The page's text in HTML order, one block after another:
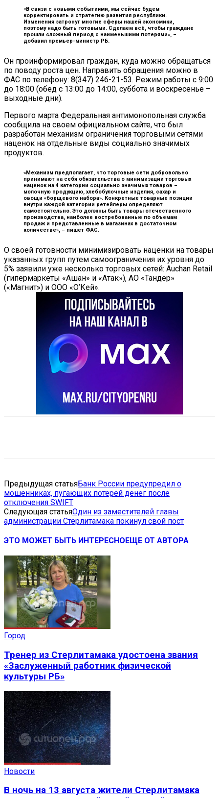
«В связи с новыми событиями, мы сейчас будем
корректировать и стратегию развития республики.
Изменения затронут многие сферы нашей экономики,
поэтому надо быть готовыми. Сделаем всё, чтобы граждане
прошли сложный период с наименьшими потерями», –
добавил премьер-министр РБ.
Он проинформировал граждан, куда можно обращаться
по поводу роста цен. Направить обращения можно в
ФАС по телефону: 8(347) 246-21-53. Режим работы с 9:00
до 18:00 (обед с 13:00 до 14:00, суббота и воскресенье –
выходные дни).
Первого марта Федеральная антимонопольная служба
сообщила на своем официальном сайте, что был
разработан механизм ограничения торговыми сетями
наценок на отдельные виды социально значимых
продуктов.
«Механизм предполагает, что торговые сети добровольно
принимают на себя обязательства о минимизации торговых
наценок на 4 категории социально значимых товаров –
молочную продукцию, хлебобулочные изделия, сахар и
овощи «борщевого набора». Конкретные товарные позиции
внутри каждой категории ретейлеры определяют
самостоятельно. Это должны быть товары отечественного
производства, наиболее востребованные по объемам
продаж и представленные в магазинах в достаточном
количестве», – пишет ФАС.
О своей готовности минимизировать наценки на товары
указанных групп путем самоограничения их уровня до
5% заявили уже несколько торговых сетей: Auchan Retail
(гипермаркеты «Ашан» и «Атак»), АО «Тандер»
(«Магнит») и ООО «О’Кей».
Предыдущая статьяБанк России предупредил о
мошенниках, пугающих потерей денег после
отключения SWIFT
Следующая статьяОдин из заместителей главы
администрации Стерлитамака покинул свой пост
ЭТО МОЖЕТ БЫТЬ ИНТЕРЕСНОЕЩЕ ОТ АВТОРА
Город
Тренер из Стерлитамака удостоена звания
«Заслуженный работник физической
культуры РБ»
Новости
В ночь на 13 августа жители Стерлитамака